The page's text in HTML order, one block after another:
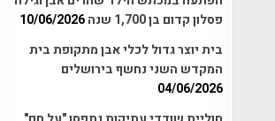
פסלון קדום בן 1,700 שנה
10/06/2026
בית יוצר גדול לכלי אבן מתקופת בית
המקדש השני נחשף בירושלים
04/06/2026